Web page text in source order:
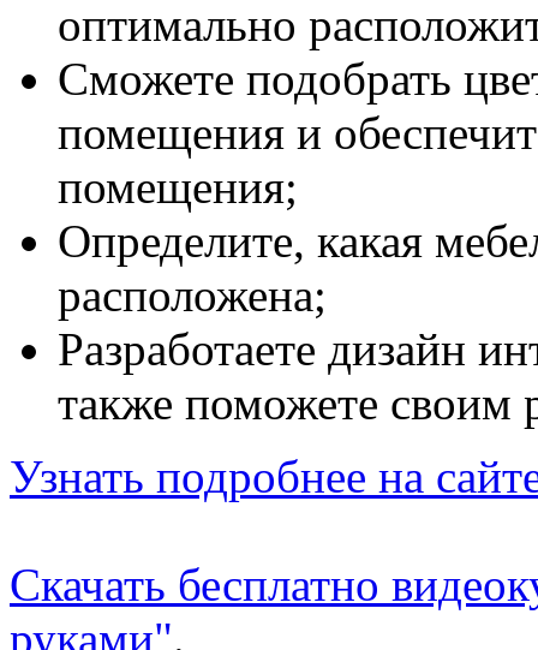
оптимально
Сможете подобрать
помещения и
помещения;
Определите, какая
расположена;
Разработаете дизайн
также поможете своим
Узнать подробнее на
Скачать бесплатно
руками".